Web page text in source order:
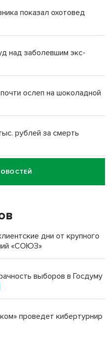
показал охотовед
над заболевшим экс-
ослеп на шоколадной
рублей за смерть
за смерть
дни от крупного
«СОЮЗ»
выборов в Госдуму
проведет кибертурнир